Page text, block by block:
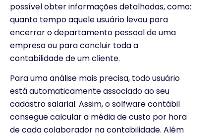
possível obter informações detalhadas, como:
quanto tempo aquele usuário levou para
encerrar o departamento pessoal de uma
empresa ou para concluir toda a
contabilidade de um cliente.
Para uma análise mais precisa, todo usuário
está automaticamente associado ao seu
cadastro salarial. Assim, o solfware contábil
consegue calcular a média de custo por hora
de cada colaborador na contabilidade. Além